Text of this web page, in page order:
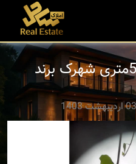
خرید ویلا در نوشهر 500متری شهرک برند